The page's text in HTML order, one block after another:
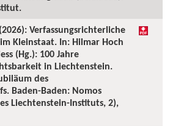
Verfassungsrichterliche
Kleinstaat. In: Hilmar Hoch
(Hg.): 100 Jahre
in Liechtenstein.
des
Baden-Baden: Nomos
Liechtenstein-Instituts, 2),